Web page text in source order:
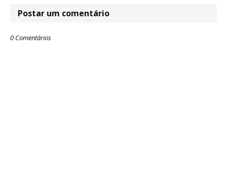
Postar um comentário
0 Comentários